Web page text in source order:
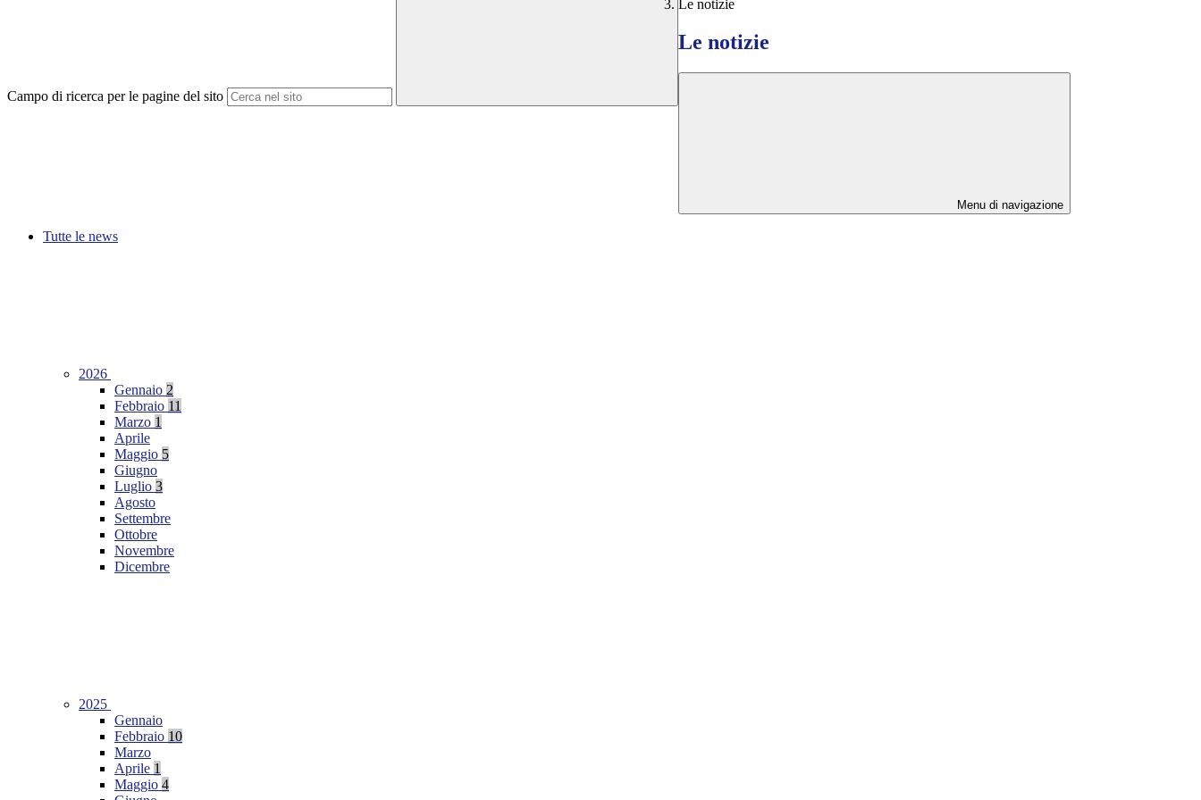
Campo di ricerca per le pagine del sito
Le notizie
Le notizie
Menu di navigazione
Tutte le news
2026
Gennaio 2
Febbraio 11
Marzo 1
Aprile
Maggio 5
Giugno
Luglio 3
Agosto
Settembre
Ottobre
Novembre
Dicembre
2025
Gennaio
Febbraio 10
Marzo
Aprile 1
Maggio 4